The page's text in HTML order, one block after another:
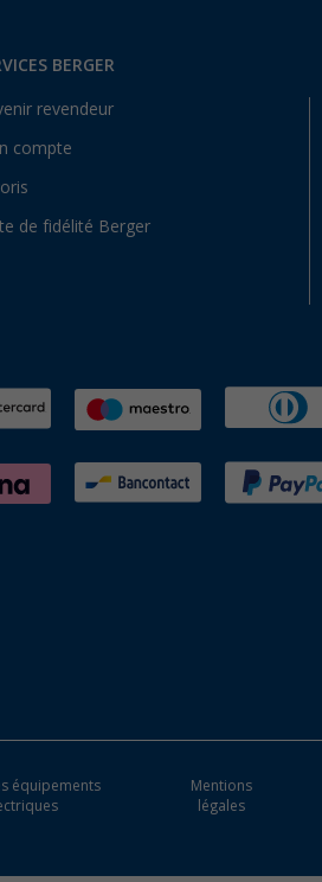
BERGER
revendeur
compte
de fidélité Berger
équipements
Mentions
légales